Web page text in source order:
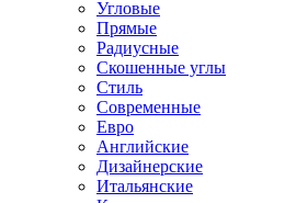
Угловые
Прямые
Радиусные
Скошенные углы
Стиль
Современные
Евро
Английские
Дизайнерские
Итальянские